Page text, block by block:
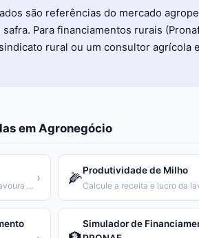
são referências do mercado
Para financiamentos rurais
rural ou um consultor
em Agronegócio
Calcule a receita e lucro da lavoura de soja
› 🌽Produtividade de Milho
Simulador de